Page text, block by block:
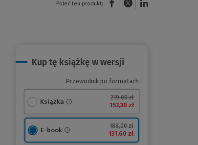
Poleć ten produkt:
Kup tę książkę w wersji
Przewodnik po formatach
Książka
219,00 zł
153,30 zł
E-book
188,00 zł
131,60 zł